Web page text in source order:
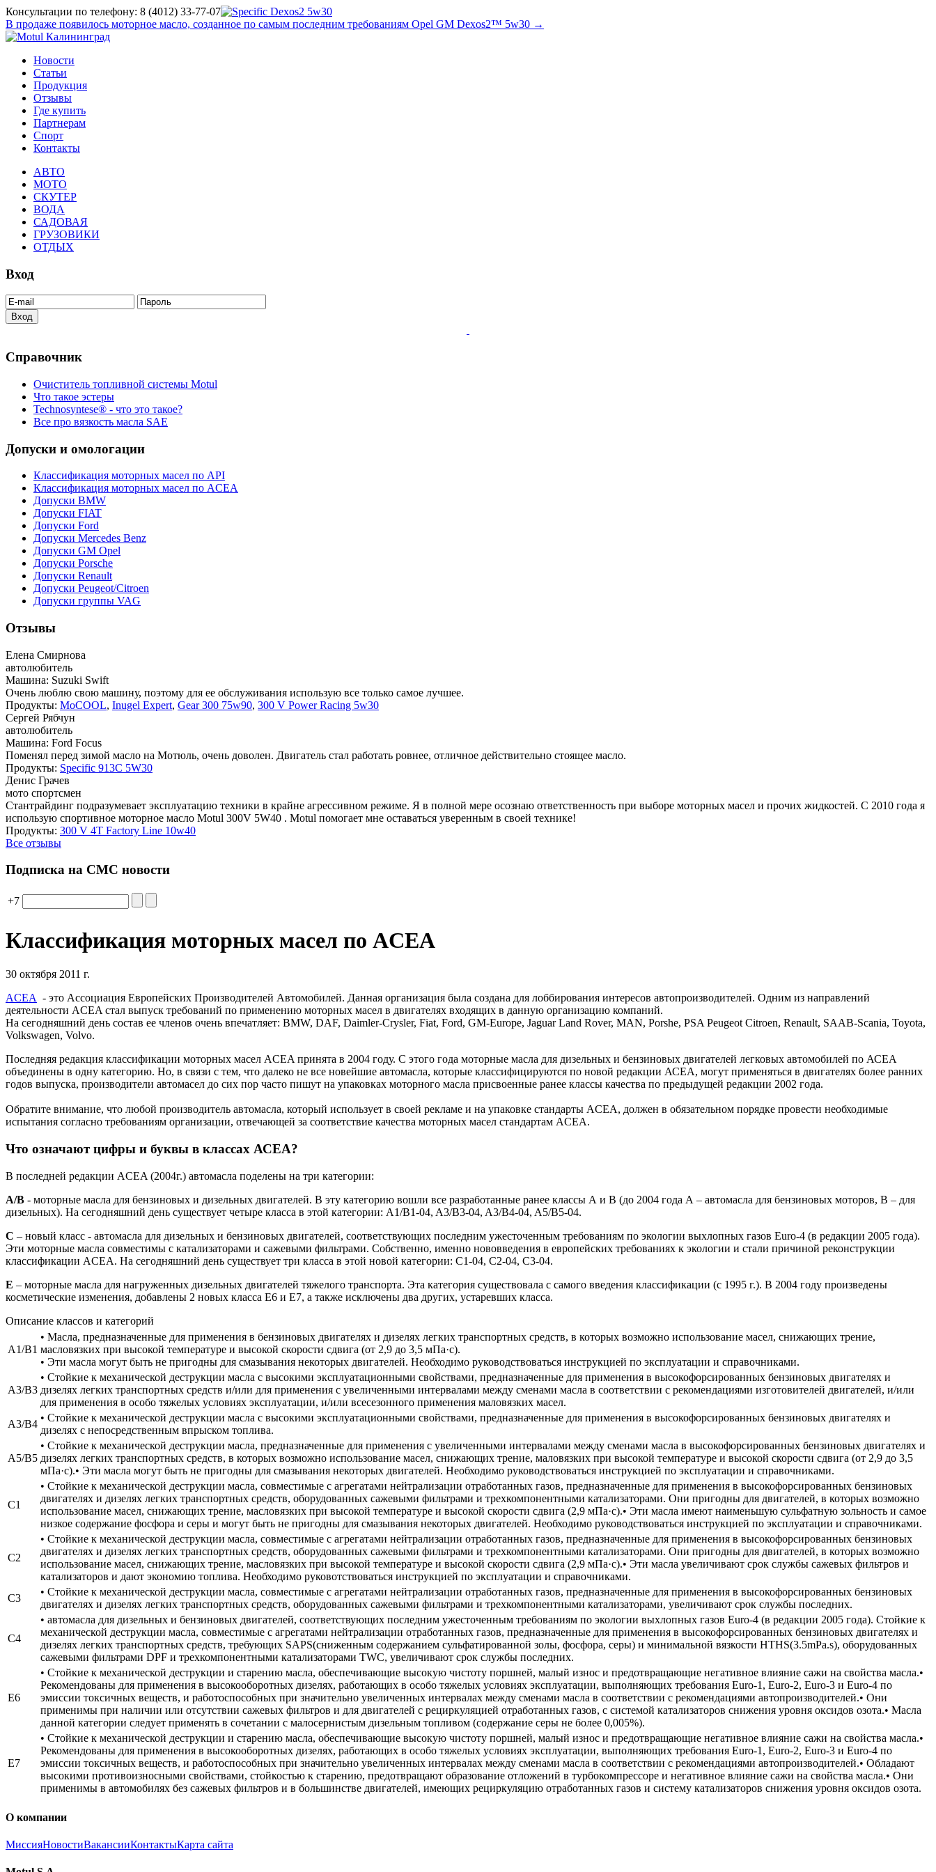
Консультации по телефону: 8 (4012) 33-77-07
В продаже появилось моторное масло, созданное по самым последним требованиям Opel GM Dexos2™ 5w30 →
Новости
Статьи
Продукция
Отзывы
Где купить
Партнерам
Спорт
Контакты
АВТО
МОТО
СКУТЕР
ВОДА
САДОВАЯ
ГРУЗОВИКИ
ОТДЫХ
Вход
Справочник
Очиститель топливной системы Motul
Что такое эстеры
Technosyntese® - что это такое?
Все про вязкость масла SAE
Допуски и омологации
Классификация моторных масел по API
Классификация моторных масел по ACEA
Допуски BMW
Допуски FIAT
Допуски Ford
Допуски Mercedes Benz
Допуски GM Opel
Допуски Porsche
Допуски Renault
Допуски Peugeot/Citroen
Допуски группы VAG
Отзывы
Елена Смирнова
автолюбитель
Машина: Suzuki Swift
Очень люблю свою машину, поэтому для ее обслуживания использую все только самое лучшее.
Продукты: MoCOOL, Inugel Expert, Gear 300 75w90, 300 V Power Racing 5w30
Сергей Рябчун
автолюбитель
Машина: Ford Focus
Поменял перед зимой масло на Мотюль, очень доволен. Двигатель стал работать ровнее, отличное действительно стоящее масло.
Продукты: Specific 913C 5W30
Денис Грачев
мото спортсмен
Стантрайдинг подразумевает эксплуатацию техники в крайне агрессивном режиме. Я в полной мере осознаю ответственность при выборе моторных масел и прочих жидкостей. С 2010 года я
использую спортивное моторное масло Motul 300V 5W40 . Motul помогает мне оставаться уверенным в своей технике!
Продукты: 300 V 4T Factory Line 10w40
Все отзывы
Подписка на СМС новости
+7
Классификация моторных масел по ACEA
30 октября 2011 г.
ACEA - это Ассоциация Европейских Производителей Автомобилей. Данная организация была создана для лоббирования интересов автопроизводителей. Одним из направлений
деятельности ACEA стал выпуск требований по применению моторных масел в двигателях входящих в данную организацию компаний.
На сегодняшний день состав ее членов очень впечатляет: BMW, DAF, Daimler-Crysler, Fiat, Ford, GM-Europe, Jaguar Land Rover, MAN, Porshe, PSA Peugeot Citroen, Renault, SAAB-Scania, Toyota,
Volkswagen, Volvo.
Последняя редакция классификации моторных масел ACEA принята в 2004 году. С этого года моторные масла для дизельных и бензиновых двигателей легковых автомобилей по АСЕА
объединены в одну категорию. Но, в связи с тем, что далеко не все новейшие автомасла, которые классифицируются по новой редакции АСЕА, могут применяться в двигателях более ранних
годов выпуска, производители автомасел до сих пор часто пишут на упаковках моторного масла присвоенные ранее классы качества по предыдущей редакции 2002 года.
Обратите внимание, что любой производитель автомасла, который использует в своей рекламе и на упаковке стандарты ACEA, должен в обязательном порядке провести необходимые
испытания согласно требованиям организации, отвечающей за соответствие качества моторных масел стандартам ACEA.
Что означают цифры и буквы в классах АСЕА?
В последней редакции ACEA (2004г.) автомасла поделены на три категории:
А/В - моторные масла для бензиновых и дизельных двигателей. В эту категорию вошли все разработанные ранее классы А и В (до 2004 года А – автомасла для бензиновых моторов, В – для
дизельных). На сегодняшний день существует четыре класса в этой категории: A1/B1-04, A3/B3-04, A3/B4-04, A5/B5-04.
С – новый класс - автомасла для дизельных и бензиновых двигателей, соответствующих последним ужесточенным требованиям по экологии выхлопных газов Euro-4 (в редакции 2005 года).
Эти моторные масла совместимы с катализаторами и сажевыми фильтрами. Собственно, именно нововведения в европейских требованиях к экологии и стали причиной реконструкции
классификации ACEA. На сегодняшний день существует три класса в этой новой категории: С1-04, С2-04, С3-04.
Е – моторные масла для нагруженных дизельных двигателей тяжелого транспорта. Эта категория существовала с самого введения классификации (с 1995 г.). В 2004 году произведены
косметические изменения, добавлены 2 новых класса Е6 и Е7, а также исключены два других, устаревших класса.
Описание классов и категорий
A1/B1
• Масла, предназначенные для применения в бензиновых двигателях и дизелях легких транспортных средств, в которых возможно использование масел, снижающих трение,
масловязких при высокой температуре и высокой скорости сдвига (от 2,9 до 3,5 мПа·с).
• Эти масла могут быть не пригодны для смазывания некоторых двигателей. Необходимо руководствоваться инструкцией по эксплуатации и справочниками.
A3/B3
• Стойкие к механической деструкции масла с высокими эксплуатационными свойствами, предназначенные для применения в высокофорсированных бензиновых двигателях и
дизелях легких транспортных средств и/или для применения с увеличенными интервалами между сменами масла в соответствии с рекомендациями изготовителей двигателей, и/или
для применения в особо тяжелых условиях эксплуатации, и/или всесезонного применения маловязких масел.
A3/B4
• Стойкие к механической деструкции масла с высокими эксплуатационными свойствами, предназначенные для применения в высокофорсированных бензиновых двигателях и
дизелях с непосредственным впрыском топлива.
A5/B5
• Стойкие к механической деструкции масла, предназначенные для применения с увеличенными интервалами между сменами масла в высокофорсированных бензиновых двигателях и
дизелях легких транспортных средств, в которых возможно использование масел, снижающих трение, маловязких при высокой температуре и высокой скорости сдвига (от 2,9 до 3,5
мПа·с).• Эти масла могут быть не пригодны для смазывания некоторых двигателей. Необходимо руководствоваться инструкцией по эксплуатации и справочниками.
С1
• Стойкие к механической деструкции масла, совместимые с агрегатами нейтрализации отработанных газов, предназначенные для применения в высокофорсированных бензиновых
двигателях и дизелях легких транспортных средств, оборудованных сажевыми фильтрами и трехкомпонентными катализаторами. Они пригодны для двигателей, в которых возможно
использование масел, снижающих трение, масловязких при высокой температуре и высокой скорости сдвига (2,9 мПа·с).• Эти масла имеют наименьшую сульфатную зольность и самое
низкое содержание фосфора и серы и могут быть не пригодны для смазывания некоторых двигателей. Необходимо руководствоваться инструкцией по эксплуатации и справочниками.
C2
• Стойкие к механической деструкции масла, совместимые с агрегатами нейтрализации отработанных газов, предназначенные для применения в высокофорсированных бензиновых
двигателях и дизелях легких транспортных средств, оборудованных сажевыми фильтрами и трехкомпонентными катализаторами. Они пригодны для двигателей, в которых возможно
использование масел, снижающих трение, масловязких при высокой температуре и высокой скорости сдвига (2,9 мПа·с).• Эти масла увеличивают срок службы сажевых фильтров и
катализаторов и дают экономию топлива. Необходимо руковотствоваться инструкцией по эксплуатации и справочниками.
C3
• Стойкие к механической деструкции масла, совместимые с агрегатами нейтрализации отработанных газов, предназначенные для применения в высокофорсированных бензиновых
двигателях и дизелях легких транспортных средств, оборудованных сажевыми фильтрами и трехкомпонентными катализаторами, увеличивают срок службы последних.
C4
• автомасла для дизельных и бензиновых двигателей, соответствующих последним ужесточенным требованиям по экологии выхлопных газов Euro-4 (в редакции 2005 года). Стойкие к
механической деструкции масла, совместимые с агрегатами нейтрализации отработанных газов, предназначенные для применения в высокофорсированных бензиновых двигателях и
дизелях легких транспортных средств, требующих SAPS(сниженным содержанием сульфатированной золы, фосфора, серы) и минимальной вязкости HTHS(3.5mPa.s), оборудованных
сажевыми фильтрами DPF и трехкомпонентными катализаторами TWC, увеличивают срок службы последних.
E6
• Стойкие к механической деструкции и старению масла, обеспечивающие высокую чистоту поршней, малый износ и предотвращающие негативное влияние сажи на свойства масла.•
Рекомендованы для применения в высокооборотных дизелях, работающих в особо тяжелых условиях эксплуатации, выполняющих требования Euro-1, Euro-2, Euro-3 и Euro-4 по
эмиссии токсичных веществ, и работоспособных при значительно увеличенных интервалах между сменами масла в соответствии с рекомендациями автопроизводителей.• Они
применимы при наличии или отсутствии сажевых фильтров и для двигателей с рециркуляцией отработанных газов, с системой катализаторов снижения уровня оксидов озота.• Масла
данной категории следует применять в сочетании с малосернистым дизельным топливом (содержание серы не более 0,005%).
E7
• Стойкие к механической деструкции и старению масла, обеспечивающие высокую чистоту поршней, малый износ и предотвращающие негативное влияние сажи на свойства масла.•
Рекомендованы для применения в высокооборотных дизелях, работающих в особо тяжелых условиях эксплуатации, выполняющих требования Euro-1, Euro-2, Euro-3 и Euro-4 по
эмиссии токсичных веществ, и работоспособных при значительно увеличенных интервалах между сменами масла в соответствии с рекомендациями автопроизводителей.• Обладают
высокими противоизносными свойствами, стойкостью к старению, предотвращают образование отложений в турбокомпрессоре и негативное влияние сажи на свойства масла.• Они
применимы в автомобилях без сажевых фильтров и в большинстве двигателей, имеющих рециркуляцию отработанных газов и систему катализаторов снижения уровня оксидов озота.
О компании
МиссияНовостиВакансииКонтактыКарта сайта